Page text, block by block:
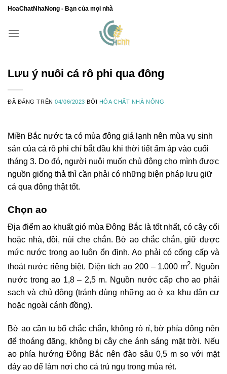
Chuyển
nội
HoaChatNhaNong - Bạn của mọi nhà
Lưu ý nuôi cá rô phi qua đông
ĐÃ ĐĂNG TRÊN04/06/2023 BỞI HÓA CHẤT NHÀ NÔNG
Miền Bắc nước ta có mùa đông giá lạnh nên mùa vụ sinh
sản của cá rô phi chỉ bắt đầu khi thời tiết ấm áp vào cuối
tháng 3. Do đó, người nuôi muốn chủ động cho mình được
nguồn giống thả thì cần phải có những biện pháp lưu giữ
cá qua đông thật tốt.
Chọn ao
Địa điểm ao khuất gió mùa Đông Bắc là tốt nhất, có cây cối
hoặc nhà, đồi, núi che chắn. Bờ ao chắc chắn, giữ được
mức nước trong ao luôn ổn định. Ao phải có cống cấp và
thoát nước riêng biệt. Diện tích ao 200 – 1.000 m2. Nguồn
nước trong ao 1,8 – 2,5 m. Nguồn nước cấp cho ao phải
sạch và chủ động (tránh dùng những ao ở xa khu dân cư
hoặc ngoài cánh đồng).
Bờ ao cần tu bổ chắc chắn, không rò rỉ, bờ phía đông nên
để thoáng đãng, không bị cây che ánh sáng mặt trời. Nếu
ao phía hướng Đông Bắc nên đào sâu 0,5 m so với mặt
đáy ao để làm nơi cho cá trú ngụ trong mùa rét.